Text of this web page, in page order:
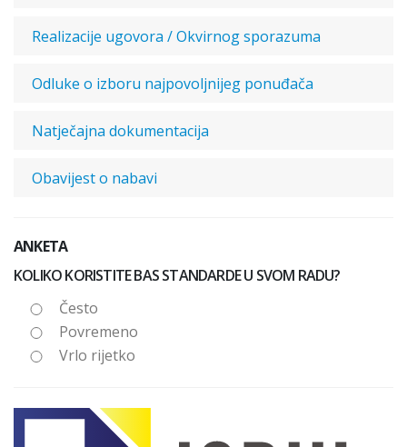
Realizacije ugovora / Okvirnog sporazuma
Odluke o izboru najpovoljnijeg ponuđača
Natječajna dokumentacija
Obavijest o nabavi
ANKETA
KOLIKO KORISTITE BAS STANDARDE U SVOM RADU?
Često
Povremeno
Vrlo rijetko